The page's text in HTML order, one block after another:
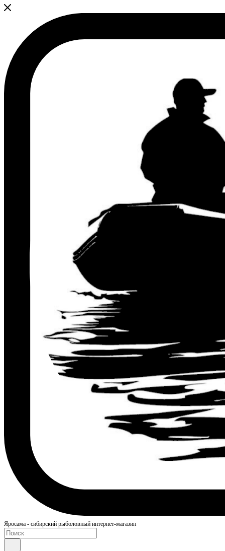
Яросама - сибирский рыболовный интернет-магазин